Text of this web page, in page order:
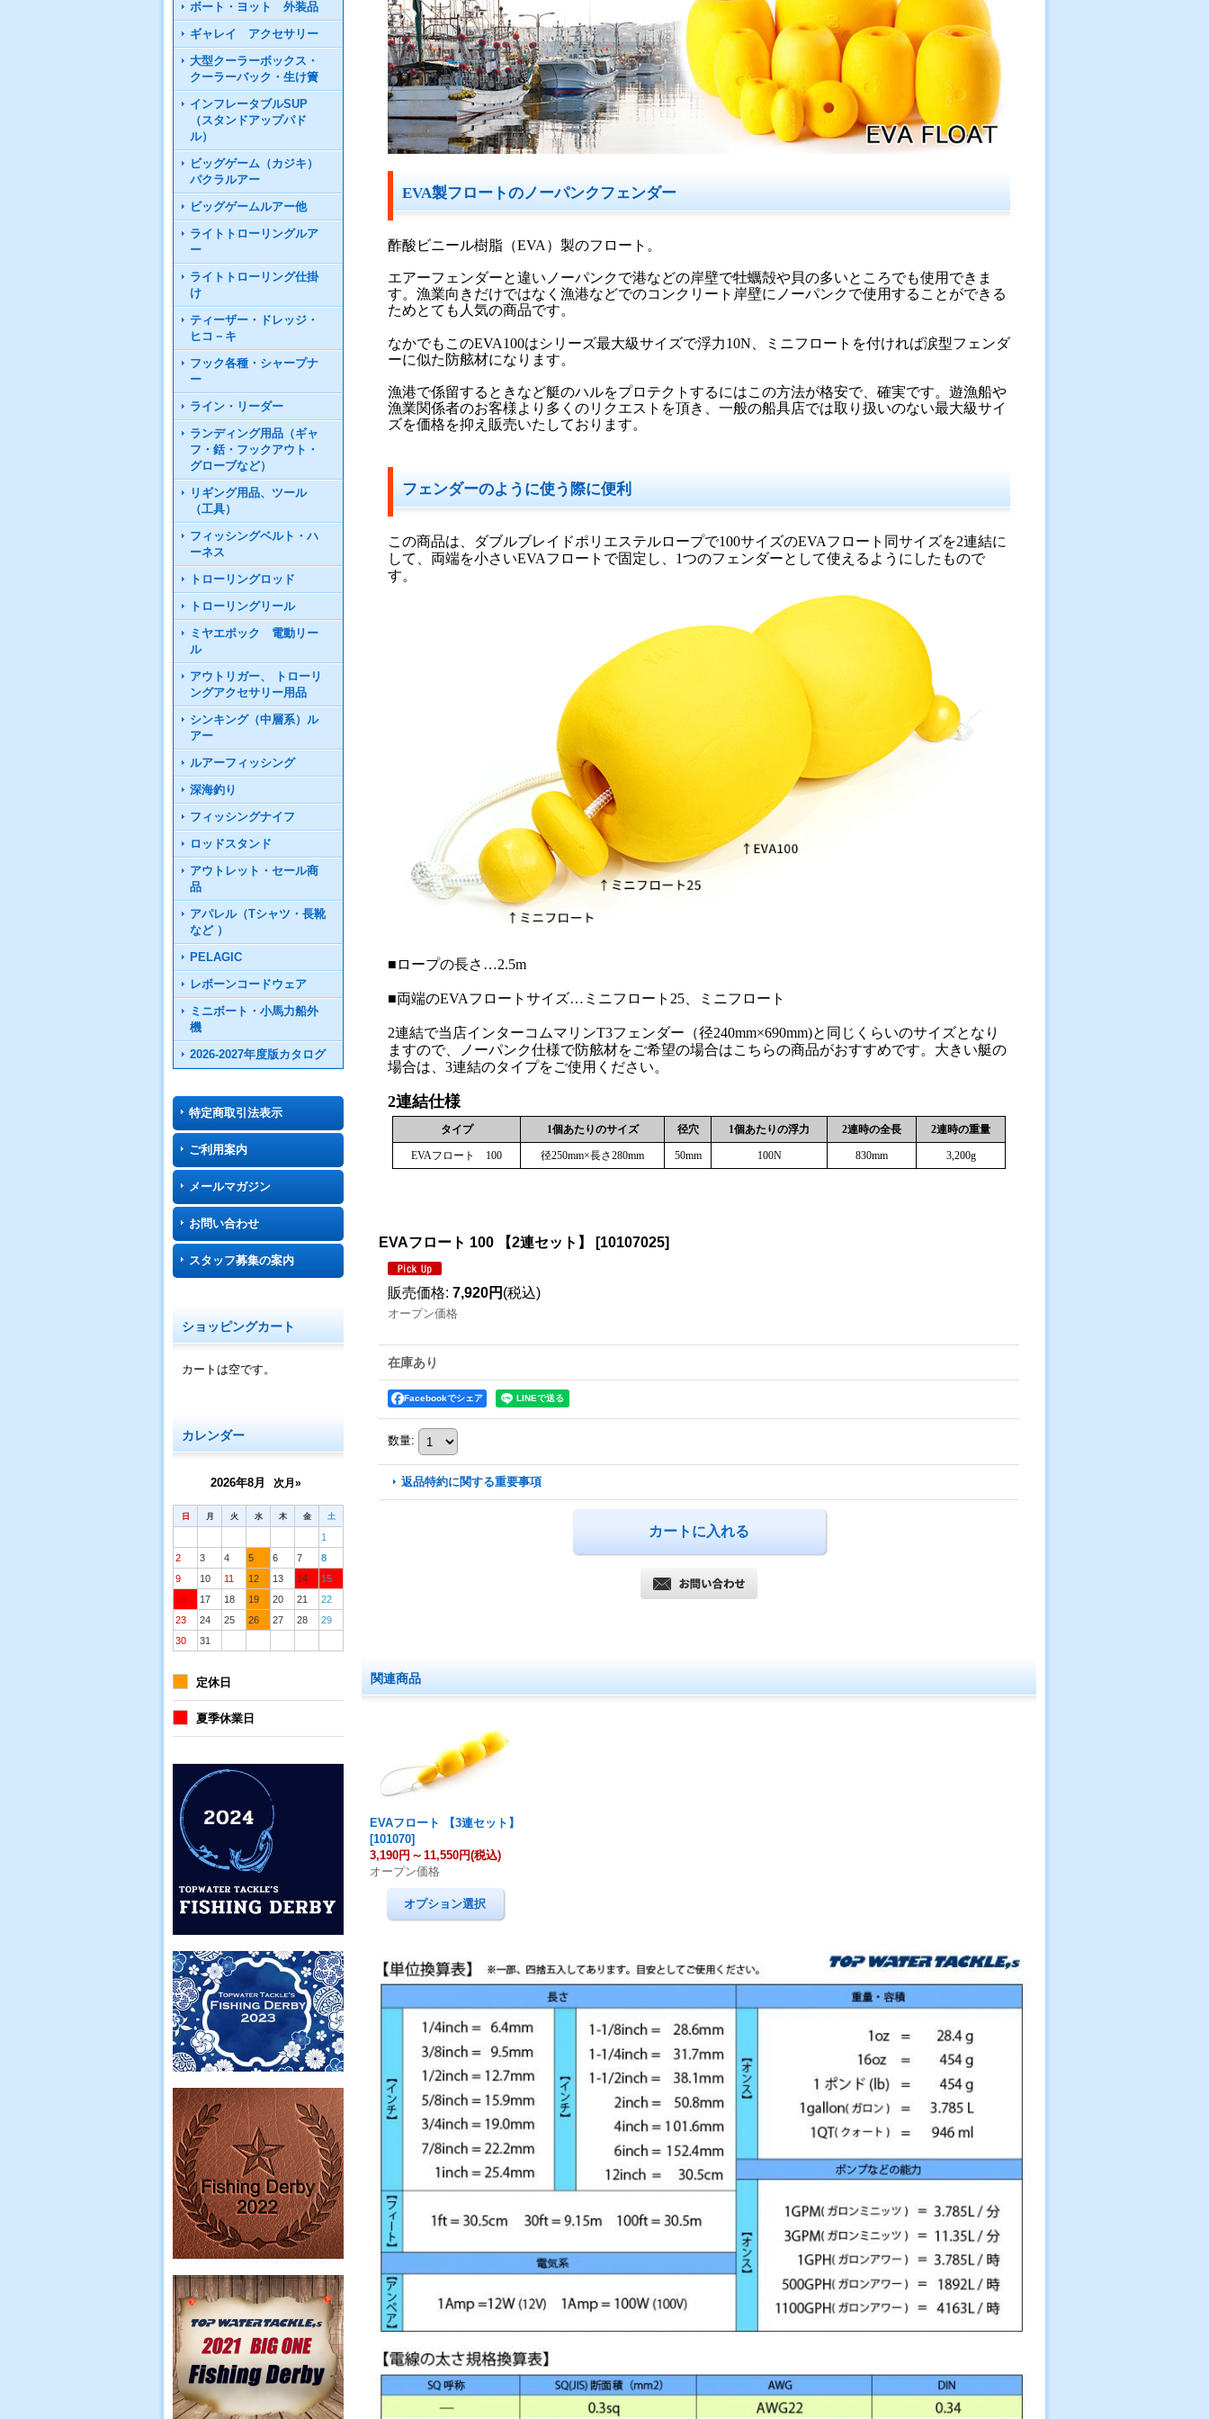
ボート・ヨット 外装品
ギャレイ アクセサリー
大型クーラーボックス・
クーラーバック・生け簀
インフレータブルSUP
（スタンドアップパド
ル）
ビッグゲーム（カジキ）
パクラルアー
ビッグゲームルアー他
ライトトローリングルア
ー
ライトトローリング仕掛
け
ティーザー・ドレッジ・
ヒコ－キ
フック各種・シャープナ
ー
ライン・リーダー
ランディング用品（ギャ
フ・銛・フックアウト・
グローブなど）
リギング用品、ツール
（工具）
フィッシングベルト・ハ
ーネス
トローリングロッド
トローリングリール
ミヤエポック 電動リー
ル
アウトリガー、 トローリ
ングアクセサリー用品
シンキング（中層系）ル
アー
ルアーフィッシング
深海釣り
フィッシングナイフ
ロッドスタンド
アウトレット・セール商
品
アパレル（Tシャツ・長靴
など ）
PELAGIC
レボーンコードウェア
ミニボート・小馬力船外
機
2026-2027年度版カタログ
特定商取引法表示
ご利用案内
メールマガジン
お問い合わせ
スタッフ募集の案内
ショッピングカート
カートは空です。
カレンダー
2026年8月 次月»
日 月 火 水 木 金 土
1
2
3 4 5 6 7
8
9
10 11 12 13 14
15
16
17 18 19 20 21
22
23
24 25 26 27 28
29
30
31
定休日
夏季休業日
EVA製フロートのノーパンクフェンダー
酢酸ビニール樹脂（EVA）製のフロート。
エアーフェンダーと違いノーパンクで港などの岸壁で牡蠣殻や貝の多いところでも使用できま
す。漁業向きだけではなく漁港などでのコンクリート岸壁にノーパンクで使用することができる
ためとても人気の商品です。
なかでもこのEVA100はシリーズ最大級サイズで浮力10N、ミニフロートを付ければ涙型フェンダ
ーに似た防舷材になります。
漁港で係留するときなど艇のハルをプロテクトするにはこの方法が格安で、確実です。遊漁船や
漁業関係者のお客様より多くのリクエストを頂き、一般の船具店では取り扱いのない最大級サイ
ズを価格を抑え販売いたしております。
フェンダーのように使う際に便利
この商品は、ダブルブレイドポリエステルロープで100サイズのEVAフロート同サイズを2連結に
して、両端を小さいEVAフロートで固定し、1つのフェンダーとして使えるようにしたもので
す。
■ロープの長さ…2.5m
■両端のEVAフロートサイズ…ミニフロート25、ミニフロート
2連結で当店インターコムマリンT3フェンダー（径240mm×690mm)と同じくらいのサイズとなり
ますので、ノーパンク仕様で防舷材をご希望の場合はこちらの商品がおすすめです。大きい艇の
場合は、3連結のタイプをご使用ください。
2連結仕様
タイプ 1個あたりのサイズ 径穴 1個あたりの浮力 2連時の全長 2連時の重量
EVAフロート 100 径250mm×長さ280mm 50mm 100N 830mm 3,200g
EVAフロート 100 【2連セット】 [10107025]
販売価格: 7,920円 (税込)
オープン価格
在庫あり
Facebookでシェア
数量:
返品特約に関する重要事項
関連商品
EVAフロート 【3連セット】
[101070]
3,190円 ～ 11,550円(税込)
オープン価格